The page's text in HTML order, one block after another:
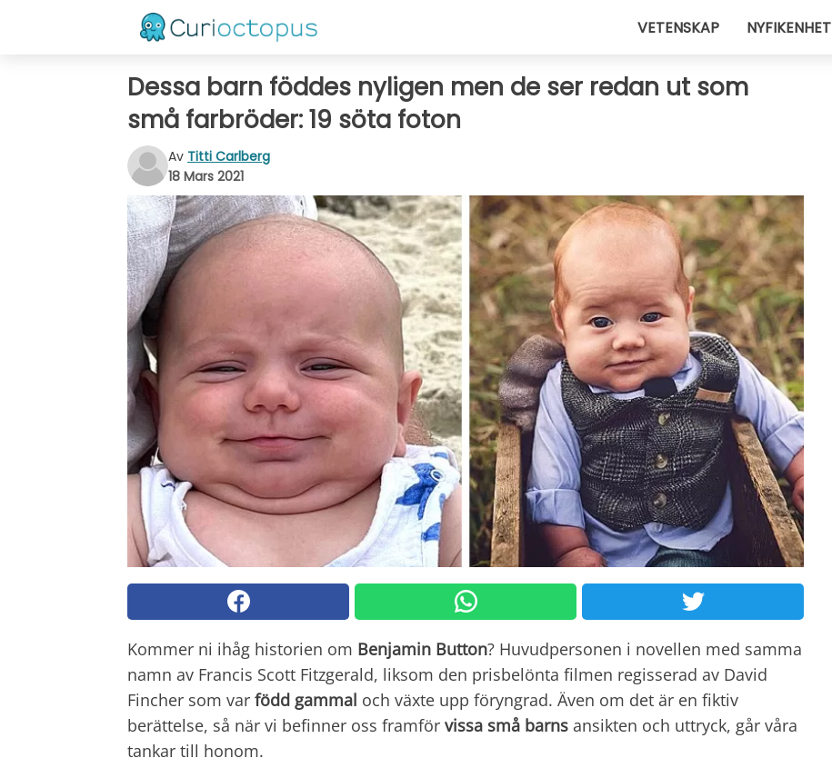
VETENSKAP NYFIKENHET
Dessa barn föddes nyligen men de ser redan ut som
små farbröder: 19 söta foton
Av Titti Carlberg
18 Mars 2021
Kommer ni ihåg historien om Benjamin Button? Huvudpersonen i novellen med samma
namn av Francis Scott Fitzgerald, liksom den prisbelönta filmen regisserad av David
Fincher som var född gammal och växte upp föryngrad. Även om det är en fiktiv
berättelse, så när vi befinner oss framför vissa små barns ansikten och uttryck, går våra
tankar till honom.